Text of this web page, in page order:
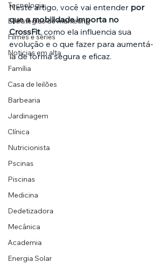
Tecnologia
Estratégias de marketing
Filmes e séries
Noticias em alta
Família
Casa de leilões
Barbearia
Jardinagem
Clínica
Nutricionista
Pscinas
Piscinas
Medicina
Dedetizadora
Mecânica
Academia
Energia Solar
Neste artigo, você vai entender por
que a mobilidade importa no
CrossFit, como ela influencia sua
evolução e o que fazer para aumentá-
la de forma segura e eficaz.